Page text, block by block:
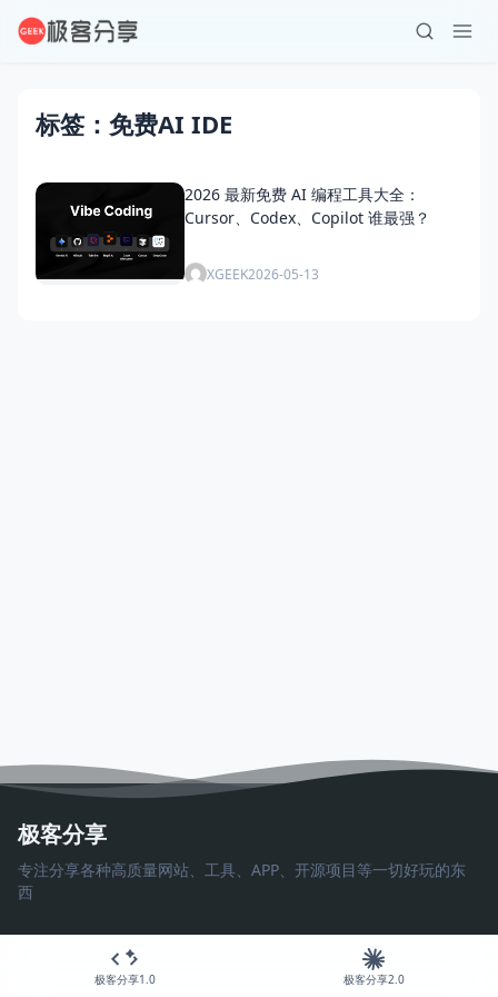
标签：免费AI IDE
2026 最新免费 AI 编程工具大全：
Cursor、Codex、Copilot 谁最强？
XGEEK2026-05-13
极客分享
专注分享各种高质量网站、工具、APP、开源项目等一切好玩的东
西
极客分享1.0 极客分享2.0